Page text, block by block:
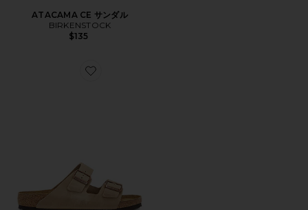
ATACAMA CE サンダル
BIRKENSTOCK
$135
Favorite ARIZONA サンダル